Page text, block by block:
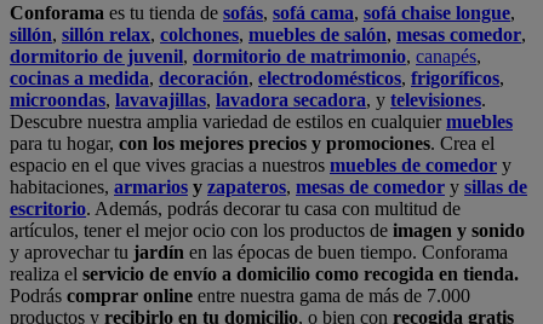
Conforama es tu tienda de sofás, sofá cama, sofá chaise longue,
sillón, sillón relax, colchones, muebles de salón, mesas comedor,
dormitorio de juvenil, dormitorio de matrimonio, canapés,
cocinas a medida, decoración, electrodomésticos, frigoríficos,
microondas, lavavajillas, lavadora secadora, y televisiones.
Descubre nuestra amplia variedad de estilos en cualquiermuebles
para tu hogar, con los mejores precios y promociones. Crea el
espacio en el que vives gracias a nuestros muebles de comedor y
habitaciones, armarios y zapateros, mesas de comedor y sillas de
escritorio. Además, podrás decorar tu casa con multitud de
artículos, tener el mejor ocio con los productos de imagen y sonido
y aprovechar tu jardín en las épocas de buen tiempo. Conforama
realiza el servicio de envío a domicilio como recogida en tienda.
Podrás comprar online entre nuestra gama de más de 7.000
productos y recibirlo en tu domicilio, o bien con recogida gratis